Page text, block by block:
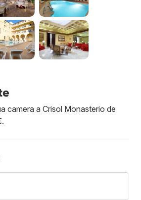
camera a Crisol Monasterio de
.